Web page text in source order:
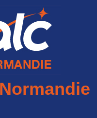
Normandie